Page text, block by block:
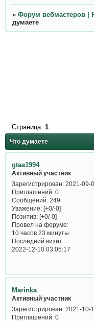
» Форум вебмастеров |
думаете
Что думаете
Страница: 1
gtaa1994
Активный участник
Зарегистрирован: 2021-09-
Приглашений:0
Сообщений:249
Уважение: [+0/-0]
Позитив: [+0/-0]
Провел на форуме:
10 часов 23 минуты
Последний визит:
2022-12-10 03:05:17
Marinka
Активный участник
Зарегистрирован: 2021-10-
Приглашений:0